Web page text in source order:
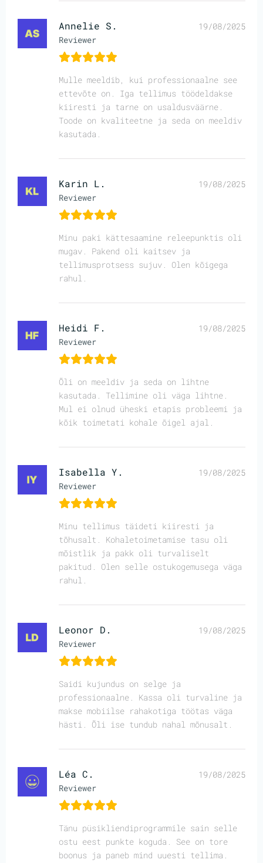
Annelie S.
Reviewer
19/08/2025
Mulle meeldib, kui professionaalne see
ettevõte on. Iga tellimus töödeldakse
kiiresti ja tarne on usaldusväärne.
Toode on kvaliteetne ja seda on meeldiv
kasutada.
Karin L.
Reviewer
19/08/2025
Minu paki kättesaamine releepunktis oli
mugav. Pakend oli kaitsev ja
tellimusprotsess sujuv. Olen kõigega
rahul.
Heidi F.
Reviewer
19/08/2025
Õli on meeldiv ja seda on lihtne
kasutada. Tellimine oli väga lihtne.
Mul ei olnud üheski etapis probleemi ja
kõik toimetati kohale õigel ajal.
Isabella Y.
Reviewer
19/08/2025
Minu tellimus täideti kiiresti ja
tõhusalt. Kohaletoimetamise tasu oli
mõistlik ja pakk oli turvaliselt
pakitud. Olen selle ostukogemusega väga
rahul.
Leonor D.
Reviewer
19/08/2025
Saidi kujundus on selge ja
professionaalne. Kassa oli turvaline ja
makse mobiilse rahakotiga töötas väga
hästi. Õli ise tundub nahal mõnusalt.
Léa C.
Reviewer
19/08/2025
Tänu püsikliendiprogrammile sain selle
ostu eest punkte koguda. See on tore
boonus ja paneb mind uuesti tellima.